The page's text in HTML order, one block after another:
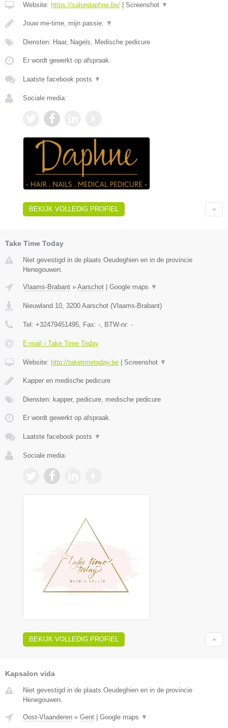
Website: https://salondaphne.be/ | Screenshot ▼
Jouw me-time, mijn passie: ▼
Diensten: Haar, Nagels, Medische pedicure
Er wordt gewerkt op afspraak.
Laatste facebook posts ▼
Sociale media:
BEKIJK VOLLEDIG PROFIEL
Take Time Today
Niet gevestigd in de plaats Oeudeghien en in de provincie
Henegouwen.
Vlaams-Brabant » Aarschot | Google maps ▼
Nieuwland 10 3200 Aarschot (Vlaams-Brabant)
Tel: +32479451495 , Fax: - , BTW-nr: -
E-mail › Take Time Today
Website: http://taketimetoday.be | Screenshot ▼
Kapper en medische pedicure
Diensten: kapper, pedicure, medische pedicure
Er wordt gewerkt op afspraak.
Laatste facebook posts ▼
Sociale media:
BEKIJK VOLLEDIG PROFIEL
Kapsalon vida
Niet gevestigd in de plaats Oeudeghien en in de provincie
Henegouwen.
Oost-Vlaanderen » Gent | Google maps ▼